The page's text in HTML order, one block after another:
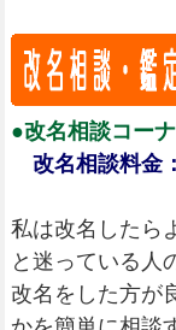
●改名相談コー
改名相談料金：
私は改名したら
と迷っている人
改名をした方が